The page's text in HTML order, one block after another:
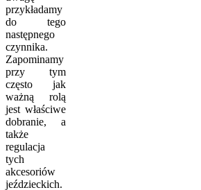
przykładamy
do tego
następnego
czynnika.
Zapominamy
przy tym
często jak
ważną rolą
jest właściwe
dobranie, a
także
regulacja
tych
akcesoriów
jeździeckich.